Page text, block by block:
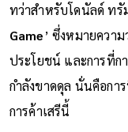
ทว่าสำหรับโดนัลด์ ทรั
Game’ ซึ่งหมายควา
ประโยชน์ และการที่ก
กำลังขาดดุล นั่นคือกา
การค้าเสรีนี้